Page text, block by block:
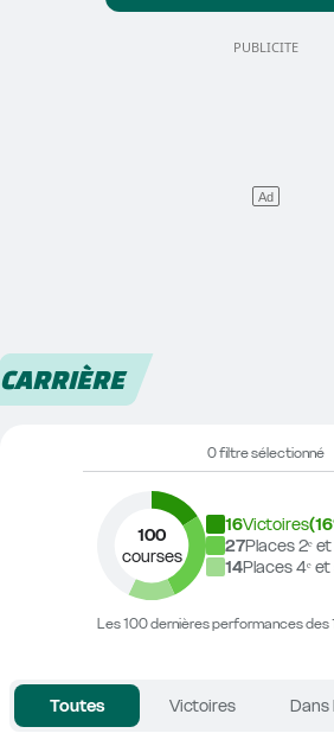
CARRIÈRE
0 filtre sélectionné
100
courses
16Victoires(16
27Places 2ᵉ et
14Places 4ᵉ et
Les 100 dernières performances des
Toutes Victoires Dans